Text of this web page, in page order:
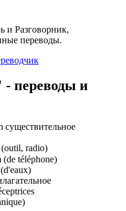
и Разговорник,
переводы.
переводы и
существительное
(outil, radio)
(de téléphone)
(d'eaux)